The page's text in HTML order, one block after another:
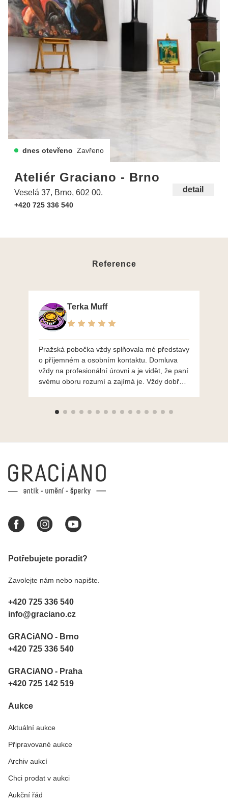
dnes otevřeno Zavřeno
Ateliér Graciano - Brno
Veselá 37, Brno, 602 00.
+420 725 336 540
detail
Reference
Terka Muff
Pražská pobočka vždy splňovala mé představy
o příjemném a osobním kontaktu. Domluva
vždy na profesionální úrovni a je vidět, že paní
svému oboru rozumí a zajímá je. Vždy dobře a
výběru, jak už bylo napsáno - na požádání
Potřebujete poradit?
Zavolejte nám nebo napište.
+420 725 336 540
info@graciano.cz
GRACiANO - Brno
+420 725 336 540
GRACiANO - Praha
+420 725 142 519
Aukce
Aktuální aukce
Připravované aukce
Archiv aukcí
Chci prodat v aukci
Aukční řád